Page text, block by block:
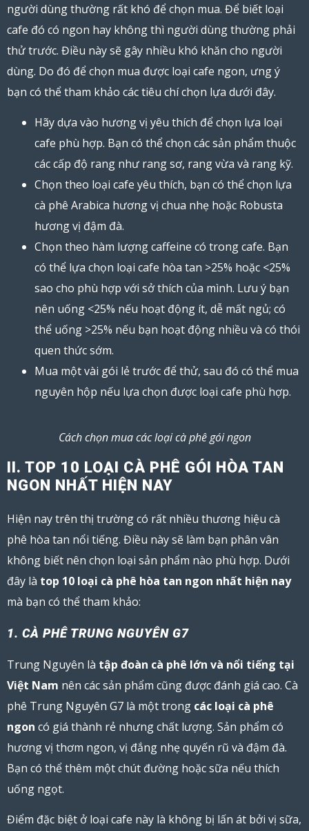
người dùng thường rất khó để chọn mua. Để biết loại
cafe đó có ngon hay không thì người dùng thường phải
thử trước. Điều này sẽ gây nhiều khó khăn cho người
dùng. Do đó để chọn mua được loại cafe ngon, ưng ý
bạn có thể tham khảo các tiêu chí chọn lựa dưới đây.
Hãy dựa vào hương vị yêu thích để chọn lựa loại
cafe phù hợp. Bạn có thể chọn các sản phẩm thuộc
các cấp độ rang như rang sơ, rang vừa và rang kỹ.
Chọn theo loại cafe yêu thích, bạn có thể chọn lựa
cà phê Arabica hương vị chua nhẹ hoặc Robusta
hương vị đậm đà.
Chọn theo hàm lượngcaffeine có trong cafe. Bạn
có thể lựa chọn loại cafe hòa tan >25% hoặc <25%
sao cho phù hợp với sở thích của mình. Lưu ý bạn
nên uống <25% nếu hoạt động ít, dễ mất ngủ; có
thể uống >25% nếu bạn hoạt động nhiều và có thói
quen thức sớm.
Mua một vài gói lẻ trước để thử, sau đó có thể mua
nguyên hộp nếu lựa chọn được loại cafe phù hợp.
Cách chọn mua các loại cà phê gói ngon
II. TOP 10 LOẠI CÀ PHÊ GÓI HÒA TAN
NGON NHẤT HIỆN NAY
Hiện nay trên thị trường có rất nhiều thương hiệu cà
phê hòa tan nổi tiếng. Điều này sẽ làm bạn phân vân
không biết nên chọn loại sản phẩm nào phù hợp. Dưới
đây là top 10 loại cà phê hòa tan ngon nhất hiện nay
mà bạn có thể tham khảo:
1. CÀ PHÊ TRUNG NGUYÊN G7
Trung Nguyên là tập đoàn cà phê lớn và nổi tiếng tại
Việt Nam nên các sản phẩm cũng được đánh giá cao. Cà
phê Trung Nguyên G7 là một trong các loại cà phê
ngon có giá thành rẻ nhưng chất lượng. Sản phẩm có
hương vị thơm ngon, vị đắng nhẹ quyến rũ và đậm đà.
Bạn có thể thêm một chút đường hoặc sữa nếu thích
uống ngọt.
Điểm đặc biệt ở loại cafe này là không bị lấn át bởi vị sữa,